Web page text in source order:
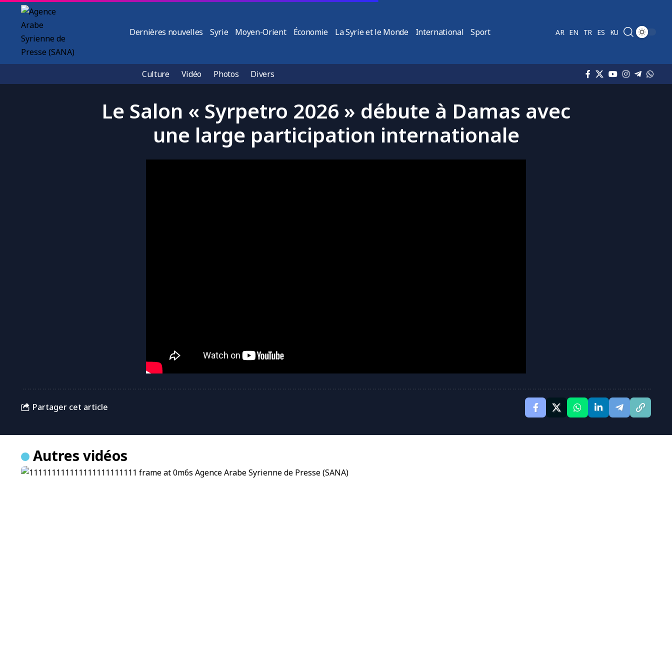
Dernières nouvelles Syrie Moyen-Orient Économie La Syrie et le Monde International Sport AR EN TR ES KU
Culture Vidéo Photos Divers
Le Salon « Syrpetro 2026 » débute à Damas avec
une large participation internationale
Partager cet article
Autres vidéos